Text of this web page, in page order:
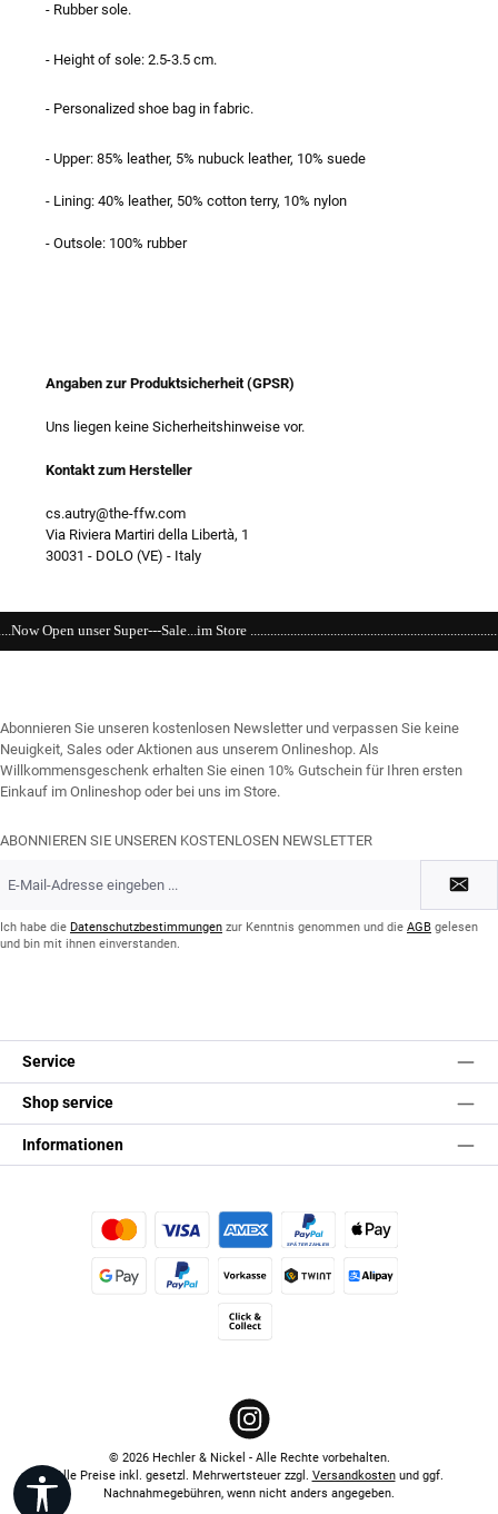
- Rubber sole.
- Height of sole: 2.5-3.5 cm.
- Personalized shoe bag in fabric.
- Upper: 85% leather, 5% nubuck leather, 10% suede
- Lining: 40% leather, 50% cotton terry, 10% nylon
- Outsole: 100% rubber
Angaben zur Produktsicherheit (GPSR)
Uns liegen keine Sicherheitshinweise vor.
Kontakt zum Hersteller
cs.autry@the-ffw.com
Via Riviera Martiri della Libertà, 1
30031 - DOLO (VE) - Italy
Sale...im Store
Abonnieren Sie unseren kostenlosen Newsletter und verpassen Sie keine
Neuigkeit, Sales oder Aktionen aus unserem Onlineshop. Als
Willkommensgeschenk erhalten Sie einen 10% Gutschein für Ihren ersten
Einkauf im Onlineshop oder bei uns im Store.
ABONNIEREN SIE UNSEREN KOSTENLOSEN NEWSLETTER
Mail-
*Ich habe die Datenschutzbestimmungen zur Kenntnis genommen und die AGB gelesen
und bin mit ihnen einverstanden.
Service
Shop service
Informationen
Kredit- oder Debitkarte Später BezahlenApple Pay
Vorkasse
Instagram
© 2026 Hechler & Nickel - Alle Rechte vorbehalten.
Alle Preise inkl. gesetzl. Mehrwertsteuer zzgl. Versandkostenund ggf.
Nachnahmegebühren, wenn nicht anders angegeben.
Werkzeugleiste anzeigen